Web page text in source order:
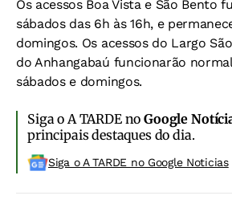
Os acessos Boa Vista e São Bento
sábados das 6h às 16h, e
domingos. Os acessos do Largo
do Anhangabaú funcionarão
sábados e domingos.
Siga o A TARDE noGoogle
principais destaques do dia.
Siga o A TARDE no Google Noticias